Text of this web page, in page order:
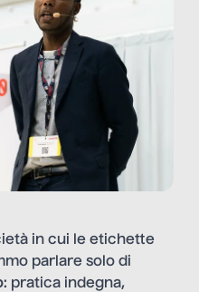
in cui le etichette
parlare solo di
: pratica indegna,